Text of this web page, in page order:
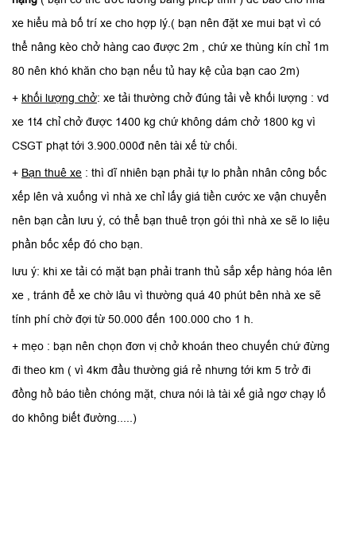
xe hiểu mà bố trí xe cho hợp lý.( bạn nên đặt xe mui bạt vì có
thể nâng kèo chở hàng cao được 2m , chứ xe thùng kín chỉ 1m
80 nên khó khăn cho bạn nếu tủ hay kệ của bạn cao 2m)
+ khối lượng chở: xe tải thường chở đúng tải về khối lượng : vd
xe 1t4 chỉ chở được 1400 kg chứ không dám chở 1800 kg vì
CSGT phạt tới 3.900.000đ nên tài xế từ chối.
+ Bạn thuê xe : thì dĩ nhiên bạn phải tự lo phần nhân công bốc
xếp lên và xuống vì nhà xe chỉ lấy giá tiền cước xe vận chuyển
nên bạn cần lưu ý, có thể bạn thuê trọn gói thì nhà xe sẽ lo liệu
phần bốc xếp đó cho bạn.
lưu ý: khi xe tải có mặt bạn phải tranh thủ sắp xếp hàng hóa lên
xe , tránh để xe chờ lâu vì thường quá 40 phút bên nhà xe sẽ
tính phí chờ đợi từ 50.000 đến 100.000 cho 1 h.
+ mẹo : bạn nên chọn đơn vị chở khoán theo chuyến chứ đừng
đi theo km ( vì 4km đầu thường giá rẻ nhưng tới km 5 trở đi
đồng hồ báo tiền chóng mặt, chưa nói là tài xế giả ngơ chạy lố
do không biết đường.....)